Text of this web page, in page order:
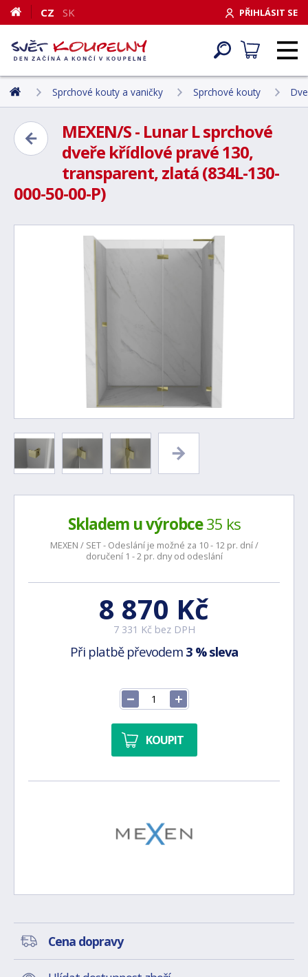
PŘIHLÁSIT SE
CZ SK
Sprchové kouty a vaničky Sprchové kouty
MEXEN/S - Lunar L sprchové
dveře křídlové pravé 130,
transparent, zlatá (834L-130-
000-50-00-P)
Skladem u výrobce35 ks
MEXEN / SET - Odeslání je možné za 10 - 12 pr. dní /
doručení 1 - 2 pr. dny od odeslání
8 870 Kč
7 331 Kč bez DPH
Při platbě převodem 3 % sleva
KOUPIT
Cena dopravy